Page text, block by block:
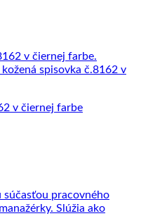
v čiernej farbe